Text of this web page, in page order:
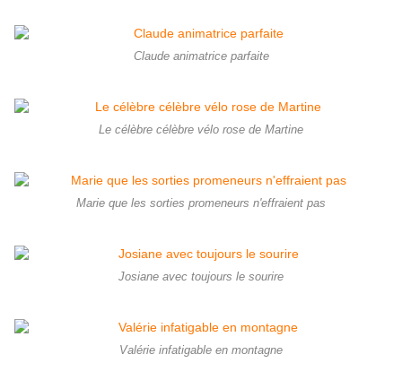
Claude animatrice parfaite
Le célèbre célèbre vélo rose de Martine
Marie que les sorties promeneurs n'effraient pas
Josiane avec toujours le sourire
Valérie infatigable en montagne